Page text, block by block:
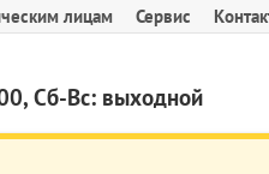
лицам Сервис
Сб-Вс: выходной